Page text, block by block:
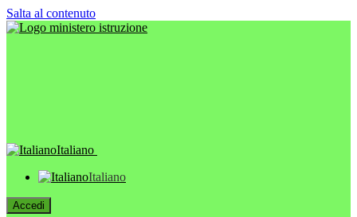
Salta al contenuto
Italiano
Italiano
Accedi